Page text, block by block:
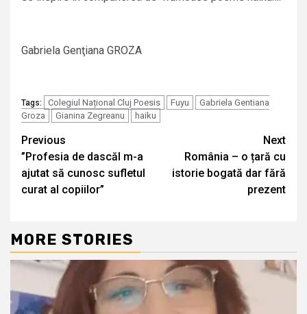
Gabriela Genţiana GROZA
Tags: Colegiul Național Cluj Poesis Fuyu
Gabriela Gentiana
Groza
Gianina Zegreanu haiku
Continue
Reading
Previous
”Profesia de dascăl m-a
ajutat să cunosc sufletul
curat al copiilor”
Next
România – o țară cu
istorie bogată dar fără
prezent
MORE STORIES